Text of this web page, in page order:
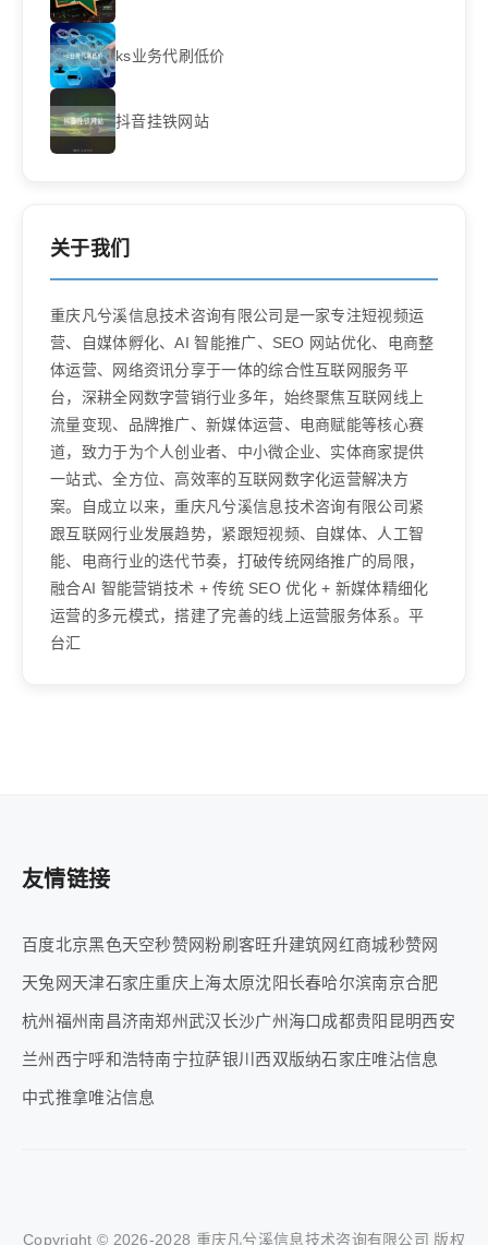
ks业务代刷低价
抖音挂铁网站
关于我们
重庆凡兮溪信息技术咨询有限公司是一家专注短视频运
营、自媒体孵化、AI 智能推广、SEO 网站优化、电商整
体运营、网络资讯分享于一体的综合性互联网服务平
台，深耕全网数字营销行业多年，始终聚焦互联网线上
流量变现、品牌推广、新媒体运营、电商赋能等核心赛
道，致力于为个人创业者、中小微企业、实体商家提供
一站式、全方位、高效率的互联网数字化运营解决方
案。自成立以来，重庆凡兮溪信息技术咨询有限公司紧
跟互联网行业发展趋势，紧跟短视频、自媒体、人工智
能、电商行业的迭代节奏，打破传统网络推广的局限，
融合AI 智能营销技术 + 传统 SEO 优化 + 新媒体精细化
运营的多元模式，搭建了完善的线上运营服务体系。平
台汇
友情链接
百度北京黑色天空秒赞网粉刷客旺升建筑网红商城秒赞网
天兔网天津石家庄重庆 上海太原沈阳长春哈尔滨南京合肥
杭州 福州 南昌济南郑州武汉长沙广州 海口成都贵阳 昆明西安
兰州 西宁呼和浩特南宁拉萨银川 西双版纳石家庄唯沾信息
中式推拿唯沾信息
Copyright © 2026-2028 重庆凡兮溪信息技术咨询有限公司 版权